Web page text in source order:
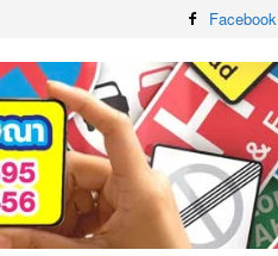
Facebook